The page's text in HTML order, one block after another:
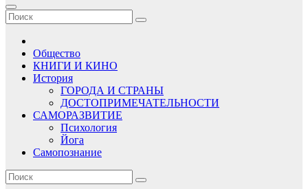
Общество
КНИГИ И КИНО
История
ГОРОДА И СТРАНЫ
ДОСТОПРИМЕЧАТЕЛЬНОСТИ
САМОРАЗВИТИЕ
Психология
Йога
Самопознание